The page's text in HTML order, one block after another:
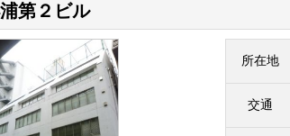
第２ビル
所在地
交通